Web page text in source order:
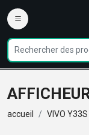
accueil VIVO Y33S